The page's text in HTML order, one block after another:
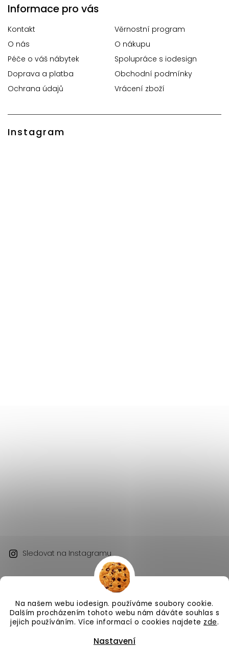
Na našem webu iodesign. používáme soubory cookie.
Dalším procházením tohoto webu nám dáváte souhlas s
jejich používáním. Více informací o cookies najdete zde.
Nastavení
Informace pro vás
Kontakt
Věrnostní program
O nás
O nákupu
Péče o váš nábytek
Spolupráce s iodesign
Doprava a platba
Obchodní podmínky
Ochrana údajů
Vrácení zboží
Instagram
Sledovat na Instagramu
iodesign. . Všechna práva vyhrazena.
Shoptet| DesignShoptak.cz